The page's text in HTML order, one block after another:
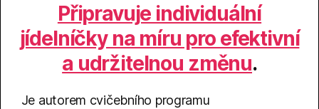
Připravuje individuální
jídelníčky na míru pro efektivní
a udržitelnou změnu.
Je autorem cvičebního programu